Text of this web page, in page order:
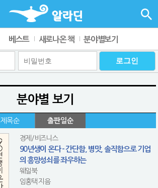
베스트 새로나온 책 분야별보기
분야별 보기
제목순 출판일순
경제/비즈니스
90년생이 온다 - 간단함, 병맛, 솔직함으로 기업
의 흥망성쇠를 좌우하는
웨일북
임홍택 지음